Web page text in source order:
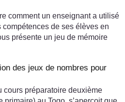
comment un enseignant a utilisé
de ses élèves en
présente un jeu de mémoire
des jeux de nombres pour
cours préparatoire deuxième